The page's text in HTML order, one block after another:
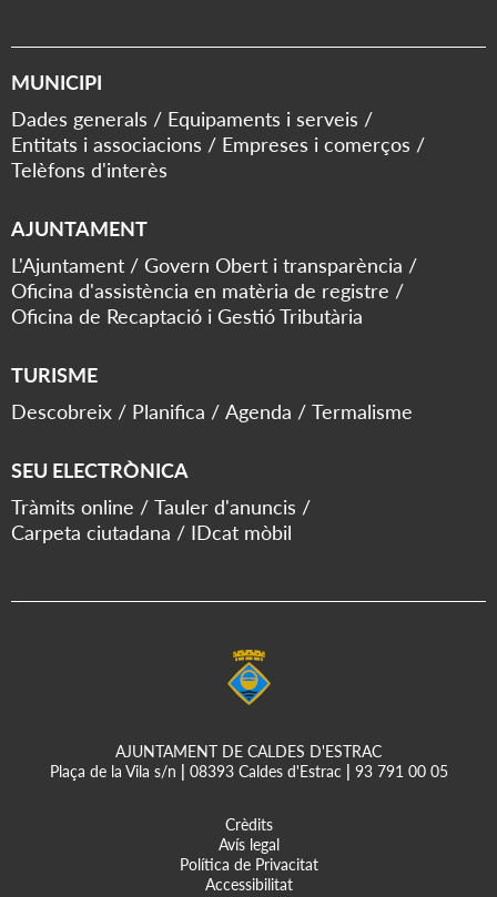
MUNICIPI
Dades generals
Equipaments i serveis
Entitats i associacions
Empreses i comerços
Telèfons d'interès
AJUNTAMENT
L'Ajuntament
Govern Obert i transparència
Oficina d'assistència en matèria de registre
Oficina de Recaptació i Gestió Tributària
TURISME
Descobreix
Planifica Agenda Termalisme
SEU ELECTRÒNICA
Tràmits online
Tauler d'anuncis
Carpeta ciutadana
IDcat mòbil
AJUNTAMENT DE CALDES D'ESTRAC
Plaça de la Vila s/n
08393 Caldes d'Estrac 93 791 00 05
Crèdits
Avís legal
Política de Privacitat
Accessibilitat